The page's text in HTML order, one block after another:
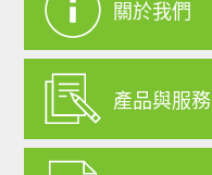
關於我們
產品與服務